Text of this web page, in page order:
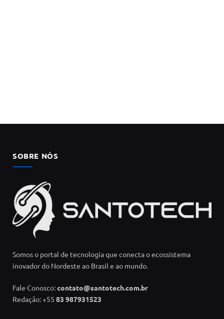
SOBRE NÓS
Somos o portal de tecnologia que conecta o ecossistema
inovador do Nordeste ao Brasil e ao mundo.
Fale Conosco:contato@santotech.com.br
Redação: +55 83 987931523